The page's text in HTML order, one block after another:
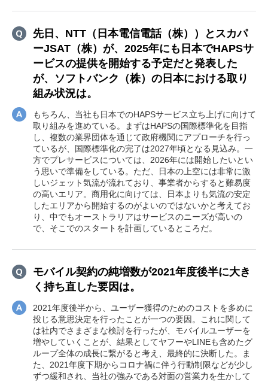
先日、NTT（日本電信電話（株））とスカパ
ーJSAT（株）が、2025年にも日本でHAPSサ
ービスの提供を開始する予定だと発表した
が、ソフトバンク（株）の日本における取り
組み状況は。
もちろん、当社も日本でのHAPSサービス立ち上げに向けて
取り組みを進めている。まずはHAPSの国際標準化を目指
し、複数の業界団体を通じて政府機関にアプローチを行っ
ているが、国際標準化の完了は2027年頃となる見込み。一
方でプレサービスについては、2026年には開始したいとい
う思いで準備をしている。ただ、日本の上空には非常に激
しいジェット気流が流れており、事業者からすると難易度
の高いエリア。商用化に向けては、日本よりも気流の安定
したエリアから開始するのがよいのではないかと考えてお
り、中でもオーストラリアはサービスのニーズが高いの
で、そこでのスタートを計画しているところだ。
モバイル契約の純増数が2021年度後半に大き
く持ち直した要因は。
2021年度後半から、ユーザー獲得のためのコストを多めに
投じる意思決定を行ったことが一つの要因。これに関して
は社内でさまざまな検討を行ったが、モバイルユーザーを
増やしていくことが、結果としてヤフーやLINEも含めたグ
ループ全体の成長に繋がると考え、最終的に決断した。ま
た、2021年度下期からコロナ禍に伴う行動制限などが少し
ずつ緩和され、当社の強みである対面の営業力を生かして